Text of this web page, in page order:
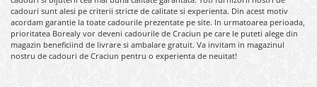
cadouri sunt alesi pe criterii stricte de calitate si experienta. Din acest motiv
acordam garantie la toate cadourile prezentate pe site. In urmatoarea perioada,
prioritatea Borealy vor deveni cadourile de Craciun pe care le puteti alege din
magazin beneficiind de livrare si ambalare gratuit. Va invitam in magazinul
nostru de cadouri de Craciun pentru o experienta de neuitat!